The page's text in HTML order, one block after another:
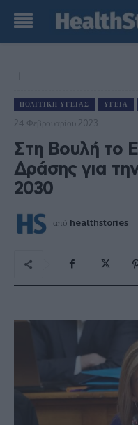
ΠΟΛΙΤΙΚΉ ΥΓΕΊΑΣ ΥΓΕΊΑ
24 Φεβρουαρίου 2023
Στη Βουλή το
Δράσης για
2030
από healthstories